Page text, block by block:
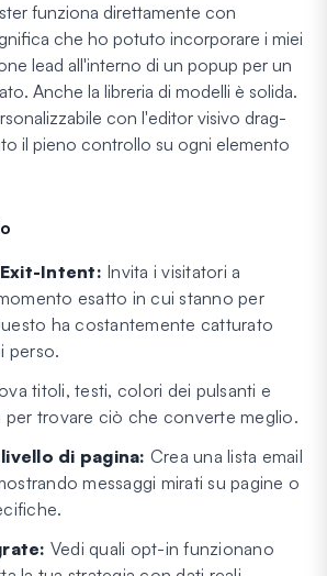
funziona direttamente con
che ho potuto incorporare i miei
lead all'interno di un popup per un
Anche la libreria di modelli è solida.
con l'editor visivo drag-
il pieno controllo su ogni elemento
Intent: Invita i visitatori a
esatto in cui stanno per
ha costantemente catturato
perso.
titoli, testi, colori dei pulsanti e
per trovare ciò che converte meglio.
di pagina: Crea una lista email
messaggi mirati su pagine o
Vedi quali opt-in funzionano